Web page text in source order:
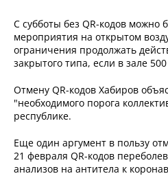
С субботы без QR-кодов можно
мероприятия на открытом
ограничения продолжать
закрытого типа, если в зале
Отмену QR-кодов Хабиров
"необходимого порога
республике.
Еще один аргумент в пользу
21 февраля QR-кодов
анализов на антитела к